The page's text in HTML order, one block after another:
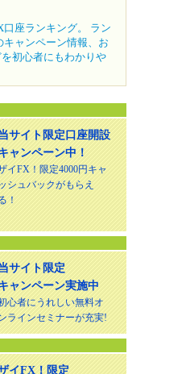
座ランキング。 ラン
キャンペーン情報、お
初心者にもわかりや
サイト限定口座開設
ャンペーン中！
イFX！限定4000円キャ
ッシュバックがもらえ
！
サイト限定
ャンペーン実施中
心者にうれしい無料オ
ラインセミナーが充実!
イFX！限定